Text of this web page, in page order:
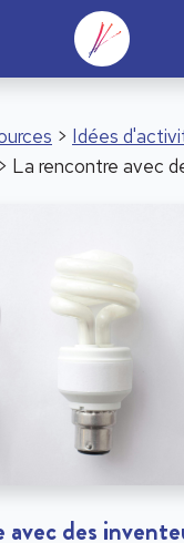
> Idées
> La rencontre avec
avec des